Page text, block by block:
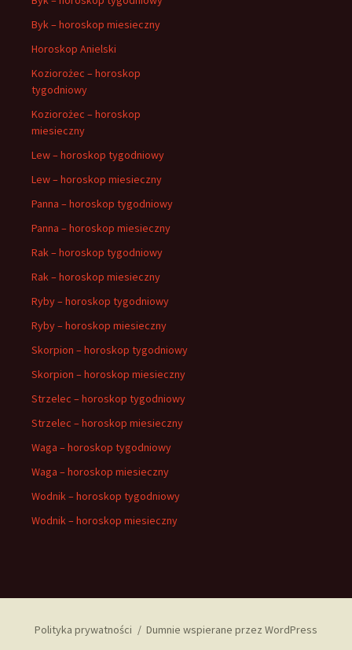
Byk – horoskop miesieczny
Horoskop Anielski
Koziorożec – horoskop
tygodniowy
Koziorożec – horoskop
miesieczny
Lew – horoskop tygodniowy
Lew – horoskop miesieczny
Panna – horoskop tygodniowy
Panna – horoskop miesieczny
Rak – horoskop tygodniowy
Rak – horoskop miesieczny
Ryby – horoskop tygodniowy
Ryby – horoskop miesieczny
Skorpion – horoskop tygodniowy
Skorpion – horoskop miesieczny
Strzelec – horoskop tygodniowy
Strzelec – horoskop miesieczny
Waga – horoskop tygodniowy
Waga – horoskop miesieczny
Wodnik – horoskop tygodniowy
Wodnik – horoskop miesieczny
Polityka prywatności Dumnie wspierane przez WordPress